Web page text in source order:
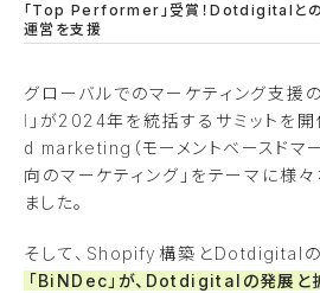
「Top Performer」受賞！Dotdigitalと
運営を支援
グローバルでのマーケティング支援
」が2024年を統括するサミットを
d marketing（モーメントベースドマー
向のマーケティング」をテーマに様
ました。
そして、Shopify構築とDotdigital
「BiNDec」が、Dotdigitalの発展と